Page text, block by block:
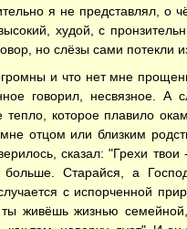
я не представлял, о
худой, с
но слёзы сами потекли
и что нет мне
говорил, несвязное. А
тепло, которое плавило
отцом или близким
сказал: "Грехи
Старайся, а
с испорченной
ты живёшь жизнью